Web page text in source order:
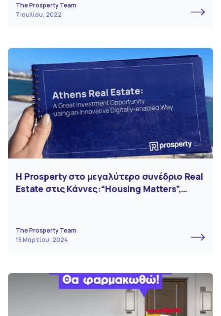
The Prosperty Team
7 Ιουλίου, 2022
Η Prosperty στο μεγαλύτερο συνέδριο Real
Estate στις Κάννες:“Housing Matters”,
The Prosperty Team
15 Μαρτίου, 2024